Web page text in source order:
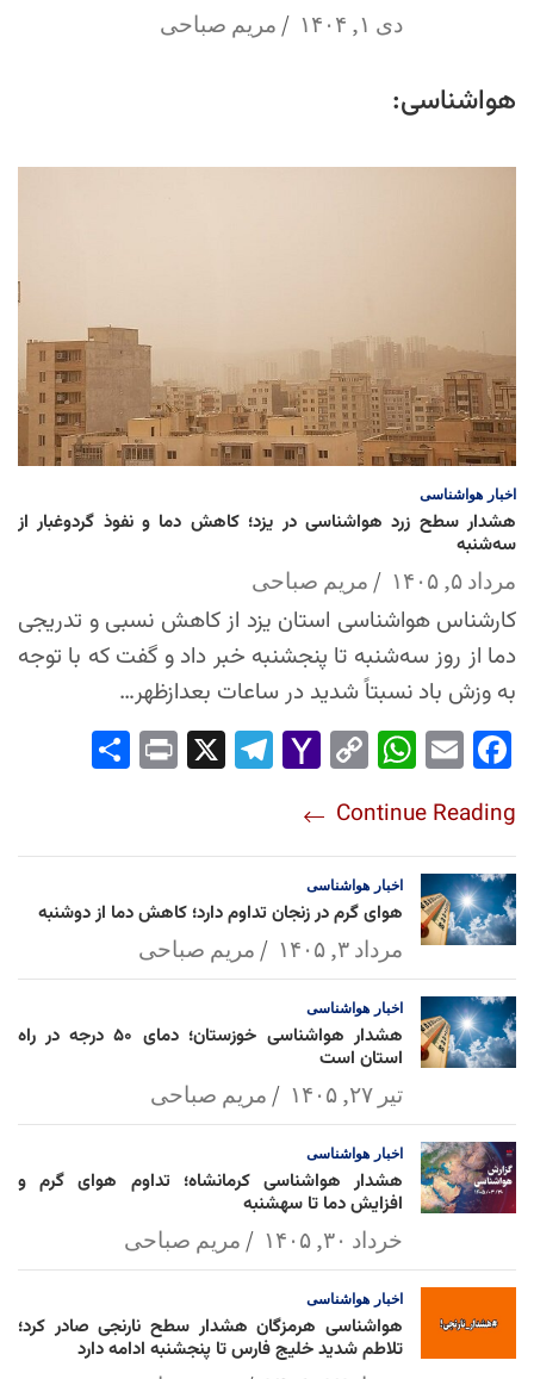
دی ۱, ۱۴۰۴ مریم صباحی
هواشناسی:
اخبار هواشناسی
هشدار سطح زرد هواشناسی در یزد؛ کاهش دما و نفوذ گردوغبار از
سه‌شنبه
مرداد ۵, ۱۴۰۵ مریم صباحی
کارشناس هواشناسی استان یزد از کاهش نسبی و تدریجی
دما از روز سه‌شنبه تا پنجشنبه خبر داد و گفت که با توجه
به وزش باد نسبتاً شدید در ساعات بعدازظهر…
Fac
ok
Em
Wh
Ap
p
Co
Lin
k
Yah
l
Tel
Pri
Continue Reading
اخبار هواشناسی
هوای گرم در زنجان تداوم دارد؛ کاهش دما از دوشنبه
مرداد ۳, ۱۴۰۵ مریم صباحی
اخبار هواشناسی
هشدار هواشناسی خوزستان؛ دمای ۵۰ درجه در راه
استان است
تیر ۲۷, ۱۴۰۵ مریم صباحی
اخبار هواشناسی
هشدار هواشناسی کرمانشاه؛ تداوم هوای گرم و
افزایش دما تا سهشنبه
خرداد ۳۰, ۱۴۰۵ مریم صباحی
اخبار هواشناسی
هواشناسی هرمزگان هشدار سطح نارنجی صادر کرد؛
تلاطم شدید خلیج فارس تا پنجشنبه ادامه دارد